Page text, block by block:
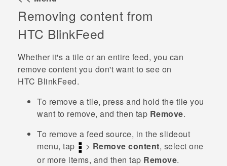
VIVERSE
ỨNG DỤNG
HỖ TRỢ
Removing content from
HTC BlinkFeed
Whether it's a tile or an entire feed, you can
remove content you don't want to see on
HTC BlinkFeed.
To remove a tile, press and hold the tile you
want to remove, and then tap Remove.
To remove a feed source, in the slideout
menu, tap
> Remove content, select one
or more items, and then tap Remove.